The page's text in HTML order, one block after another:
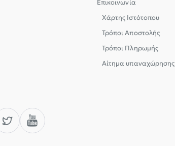
Επικοινωνία
Χάρτης Ιστότοπου
Τρόποι Αποστολής
Τρόποι Πληρωμής
Αίτημα υπαναχώρησης